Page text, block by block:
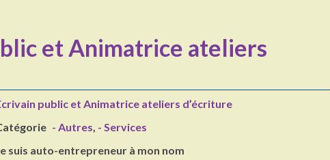
et Animatrice ateliers
public et Animatrice ateliers d’écriture
- Autres, - Services
suis auto-entrepreneur à mon nom